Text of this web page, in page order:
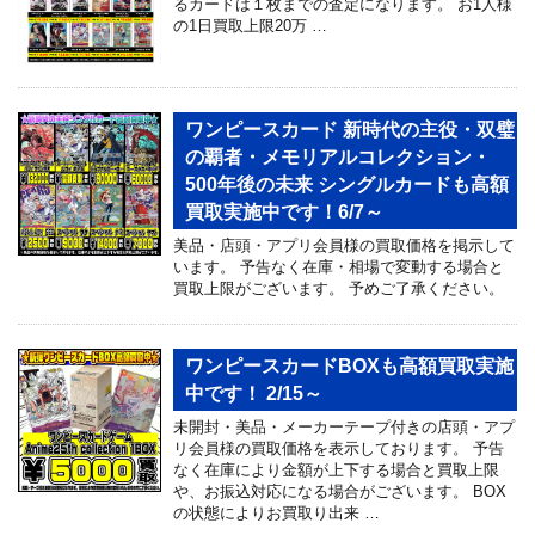
るカードは１枚までの査定になります。 お1人様
の1日買取上限20万 …
ワンピースカード 新時代の主役・双璧
の覇者・メモリアルコレクション・
500年後の未来 シングルカードも高額
買取実施中です！6/7～
美品・店頭・アプリ会員様の買取価格を掲示して
います。 予告なく在庫・相場で変動する場合と
買取上限がございます。 予めご了承ください。
ワンピースカードBOXも高額買取実施
中です！ 2/15～
未開封・美品・メーカーテープ付きの店頭・アプ
リ会員様の買取価格を表示しております。 予告
なく在庫により金額が上下する場合と買取上限
や、お振込対応になる場合がございます。 BOX
の状態によりお買取り出来 …